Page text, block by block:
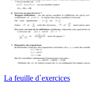
La feuille d`exercices